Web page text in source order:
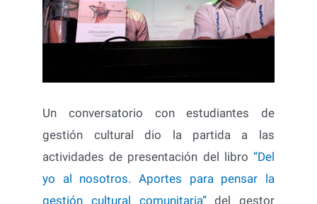
Un conversatorio con estudiantes de
gestión cultural dio la partida a las
actividades de presentación del libro “Del
yo al nosotros. Aportes para pensar la
gestión cultural comunitaria”del gestor